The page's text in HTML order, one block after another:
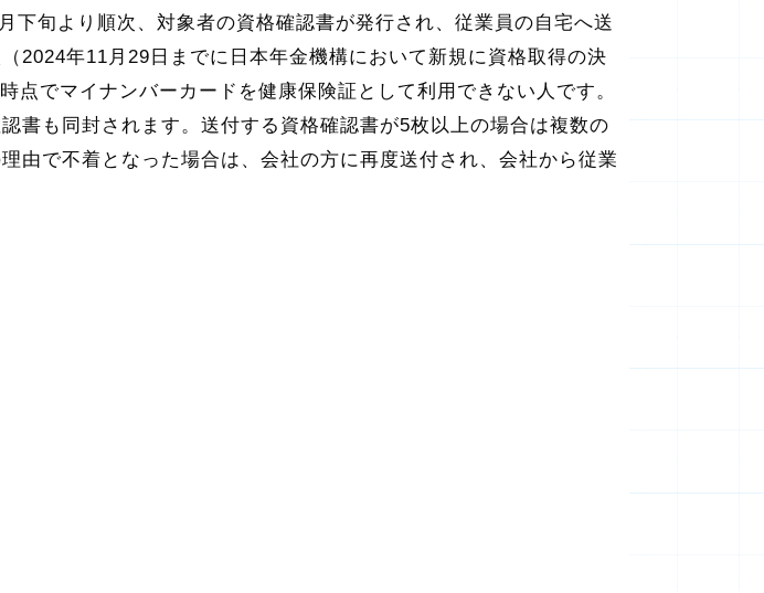
旬より順次、対象者の資格確認書が発行され、従業員の自宅へ送
2024年11月29日までに日本年金機構において新規に資格取得の決
でマイナンバーカードを健康保険証として利用できない人です。
も同封されます。送付する資格確認書が5枚以上の場合は複数の
由で不着となった場合は、会社の方に再度送付され、会社から従業